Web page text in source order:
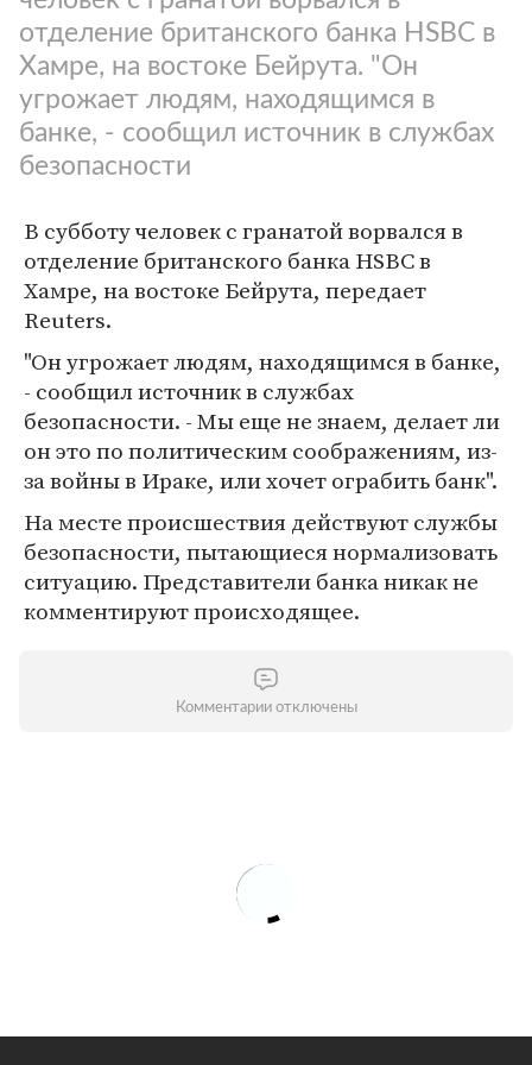
отделение британского банка HSBC в
Хамре, на востоке Бейрута. "Он
угрожает людям, находящимся в
банке, - сообщил источник в службах
безопасности
В субботу человек с гранатой ворвался в
отделение британского банка HSBC в
Хамре, на востоке Бейрута, передает
Reuters.
"Он угрожает людям, находящимся в банке,
- сообщил источник в службах
безопасности. - Мы еще не знаем, делает ли
он это по политическим соображениям, из-
за войны в Ираке, или хочет ограбить банк".
На месте происшествия действуют службы
безопасности, пытающиеся нормализовать
ситуацию. Представители банка никак не
комментируют происходящее.
Комментарии отключены